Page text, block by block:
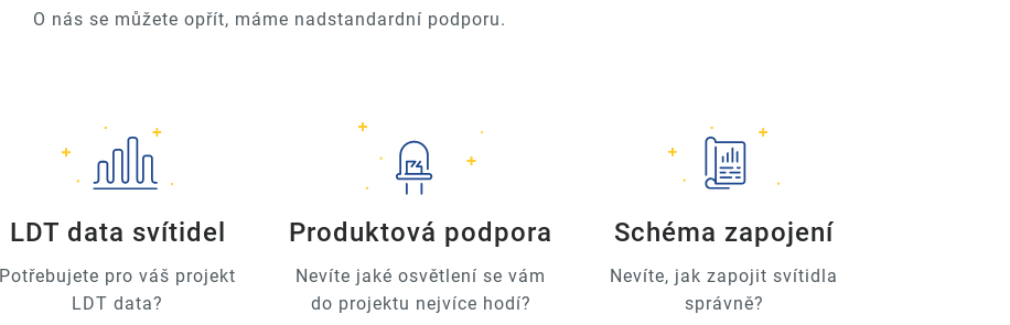
O nás se můžete opřít, máme nadstandardní podporu.
LDT data svítidel
Potřebujete pro váš projekt
LDT data?
Produktová podpora
Nevíte jaké osvětlení se vám
do projektu nejvíce hodí?
Schéma zapojení
Nevíte, jak zapojit svítidla
správně?